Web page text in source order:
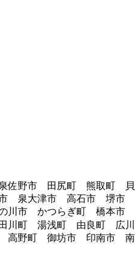
佐野市 田尻町 熊取町 貝
泉大津市 高石市 堺市
川市 かつらぎ町 橋本市
川町 湯浅町 由良町 広川
高野町 御坊市 印南市 南